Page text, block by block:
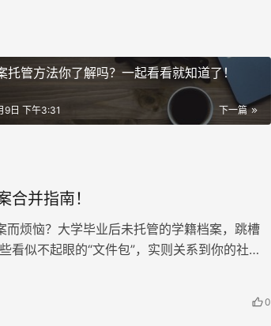
托管方法你了解吗？一起看看就知道了！
下一篇
9日 下午3:31
合并指南！
而烦恼？大学毕业后未托管的学籍档案，跳槽
看似不起眼的“文件包”，实则关系到你的社
0